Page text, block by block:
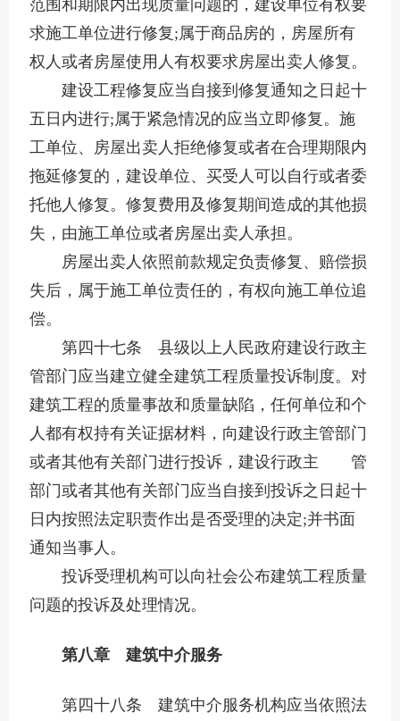
范围和期限内出现质量问题的，建设单位有权要
求施工单位进行修复;属于商品房的，房屋所有
权人或者房屋使用人有权要求房屋出卖人修复。
建设工程修复应当自接到修复通知之日起十
五日内进行;属于紧急情况的应当立即修复。施
工单位、房屋出卖人拒绝修复或者在合理期限内
拖延修复的，建设单位、买受人可以自行或者委
托他人修复。修复费用及修复期间造成的其他损
失，由施工单位或者房屋出卖人承担。
房屋出卖人依照前款规定负责修复、赔偿损
失后，属于施工单位责任的，有权向施工单位追
偿。
第四十七条 县级以上人民政府建设行政主
管部门应当建立健全建筑工程质量投诉制度。对
建筑工程的质量事故和质量缺陷，任何单位和个
人都有权持有关证据材料，向建设行政主管部门
或者其他有关部门进行投诉，建设行政主 管
部门或者其他有关部门应当自接到投诉之日起十
日内按照法定职责作出是否受理的决定;并书面
通知当事人。
投诉受理机构可以向社会公布建筑工程质量
问题的投诉及处理情况。
第八章 建筑中介服务
第四十八条 建筑中介服务机构应当依照法